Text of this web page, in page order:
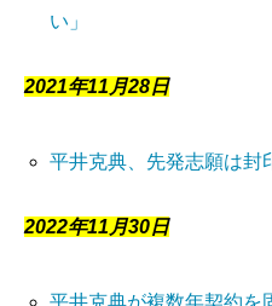
い」
2021年11月28日
平井克典、先発志願は封
2022年11月30日